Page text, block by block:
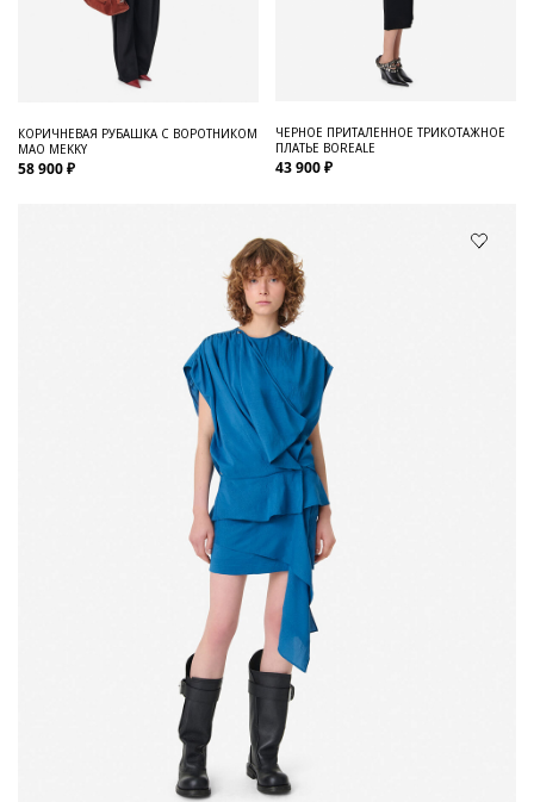
КОРИЧНЕВАЯ РУБАШКА С ВОРОТНИКОМ
МАО MEKKY
58 900 ₽
ЧЕРНОЕ ПРИТАЛЕННОЕ ТРИКОТАЖНОЕ
ПЛАТЬЕ BOREALE
43 900 ₽